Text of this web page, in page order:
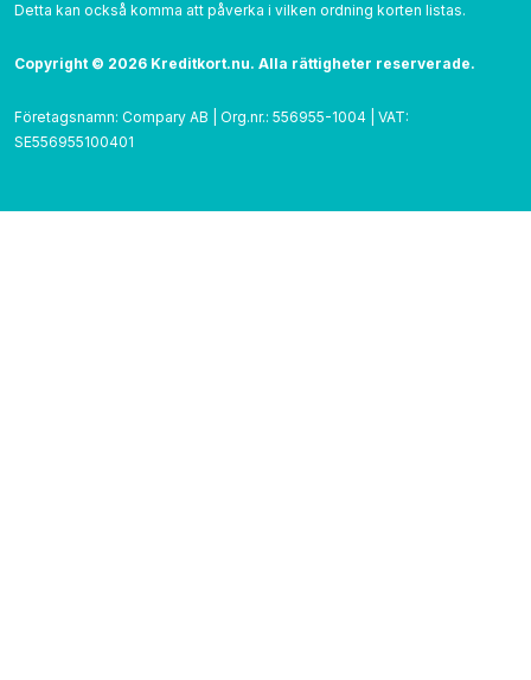
Användarvillkor
Detta kan också komma att påverka i vilken ordning korten listas.‌
Copyright © 2026 Kreditkort.nu. Alla rättigheter reserverade.
Företagsnamn: Compary AB | Org.nr.: 556955-1004 | VAT:
SE556955100401